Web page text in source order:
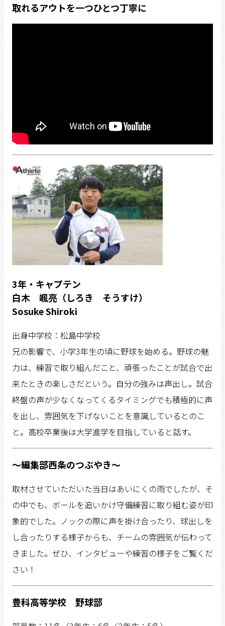
取れるアウトを一つひとつ丁寧に
3年・キャプテン
白木 颯亮（しろき そうすけ）
Sosuke Shiroki
出身中学校：松島中学校
兄の影響で、小学3年生の頃に野球を始める。野球の魅
力は、練習で取り組んだこと、頑張ったことが試合で出
来たときの楽しさだという。自分の強みは声出し。試合
終盤の声が少なくなってくるタイミングでも積極的に声
を出し、雰囲気を下げないことを意識しているとのこ
と。高校卒業後は大学進学を目指していると話す。
〜編集部西条のつぶやき〜
取材させていただいた当日はあいにくの雨でしたが、そ
の中でも、ボールを追いかけ守備練習に取り組む姿が印
象的でした。ノックの際に声を掛け合ったり、球出しを
し合ったりする様子からも、チームの雰囲気が伝わって
きました。ぜひ、インタビューや練習の様子をご覧くだ
さい！
豊科高等学校 野球部